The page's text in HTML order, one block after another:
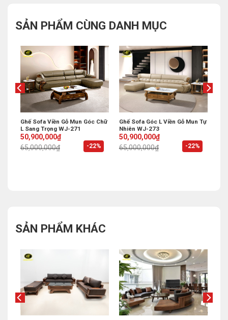
SẢN PHẨM CÙNG DANH MỤC
-22%
Ghế Sofa Viền Gỗ Mun Góc Chữ
L Sang Trọng WJ-271
65,000,000₫
Original
price
was:
50,900,000₫
Current
price
is:
-22%
Ghế Sofa Góc L Viền Gỗ Mun Tự
Nhiên WJ-273
65,000,000₫
Original
price
was:
50,900,000₫
Current
price
is:
SẢN PHẨM KHÁC